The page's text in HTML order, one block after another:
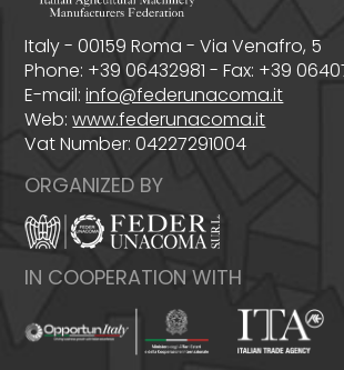
Italy - 00159 Roma - Via Venafro, 5
Phone: +39 06432981 - Fax: +39
E-mail:info@federunacoma.it
Web:www.federunacoma.it
Vat Number: 04227291004
ORGANIZED BY
IN COOPERATION WITH